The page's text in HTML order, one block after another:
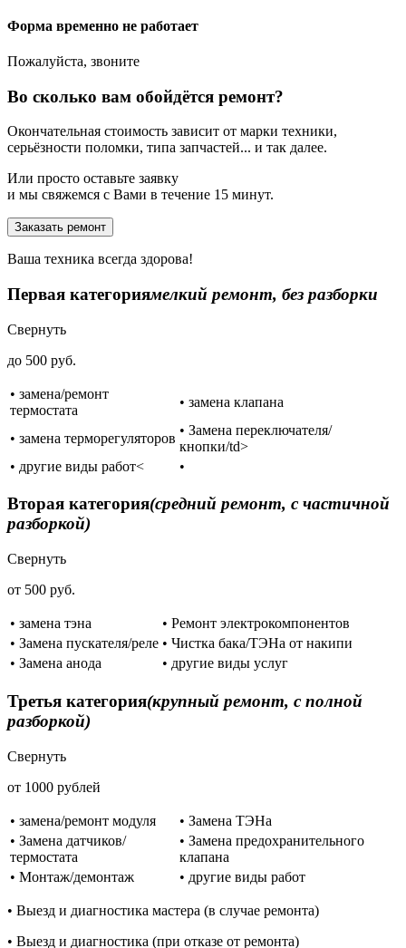
Форма временно не работает
Пожалуйста, звоните
Во сколько вам обойдётся ремонт?
Окончательная стоимость зависит от марки техники,
серьёзности поломки, типа запчастей... и так далее.
Или просто оставьте заявку
и мы свяжемся с Вами в течение 15 минут.
Заказать ремонт
Ваша техника всегда здорова!
Первая категориямелкий ремонт, без разборки
Свернуть
до 500 руб.
• замена/ремонт
термостата
• замена клапана
• замена терморегуляторов
• Замена переключателя/
кнопки/td>
• другие виды работ<
•
Вторая категория(средний ремонт, с частичной
разборкой)
Свернуть
от 500 руб.
• замена тэна
• Ремонт электрокомпонентов
• Замена пускателя/реле • Чистка бака/ТЭНа от накипи
• Замена анода
• другие виды услуг
Третья категория(крупный ремонт, с полной
разборкой)
Свернуть
от 1000 рублей
• замена/ремонт модуля
• Замена ТЭНа
• Замена датчиков/
термостата
• Замена предохранительного
клапана
• Монтаж/демонтаж
• другие виды работ
• Выезд и диагностика мастера (в случае ремонта)
• Выезд и диагностика (при отказе от ремонта)